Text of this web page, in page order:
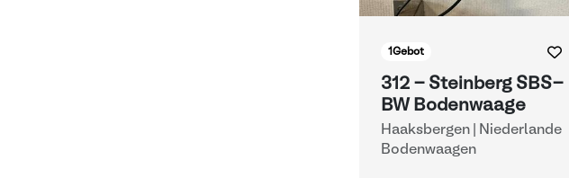
1 Gebot
312 - Steinberg SBS-
BW Bodenwaage
Haaksbergen | Niederlande
Bodenwaagen